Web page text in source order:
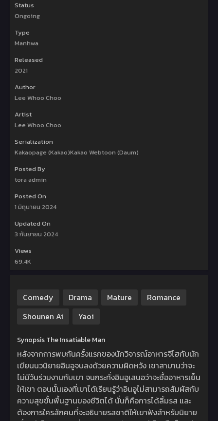
Status
Ongoing
Type
Manhwa
Released
2021
Author
Lee Whoo Choo
Artist
Lee Whoo Choo
Serialization
Kakaopage (Kakao)Kakao Webtoon (Daum)
Posted By
tora admin
Posted On
1 มิถุนายน 2024
Updated On
3 กันยายน 2024
Views
69.4K
Comedy Drama Mature
Romance
Shounen Ai
Yaoi
Synopsis The Insatiable Man
หลังจากการพบกันครั้งแรกของนักวิจารณ์อาหารจีโฮกับนัก
เขียนนวนิยายอินอูจบลงด้วยความผิดหวัง เขาสาบานว่าจะ
ไม่มีวันร่วมงานกับเขา จนกระทั่งอินอูเสนอว่าจะซื้ออาหารเย็น
ให้เขา ตอนนั้นเองที่เขาได้เรียนรู้ว่าอินอูไม่สามารถสัมผัสกับ
ความสุขขั้นพื้นฐานของชีวิตได้ นั่นก็คือการได้ลิ้มรส และ
ต้องการใครสักคนที่จะอธิบายรสชาติให้เขาฟังสำหรับนิยาย